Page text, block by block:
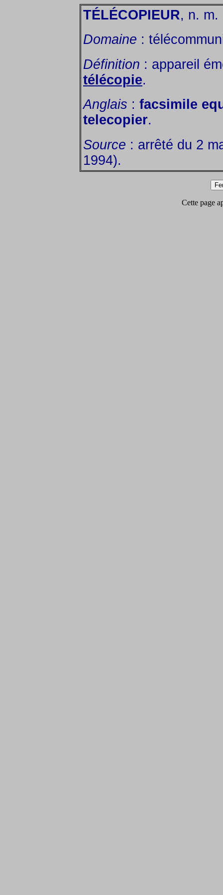
TÉLÉCOPIEUR, n. m.
Domaine :
Définition : appareil
télécopie.
Anglais : facsimile
telecopier.
Source : arrêté du 2
1994).
Cette page